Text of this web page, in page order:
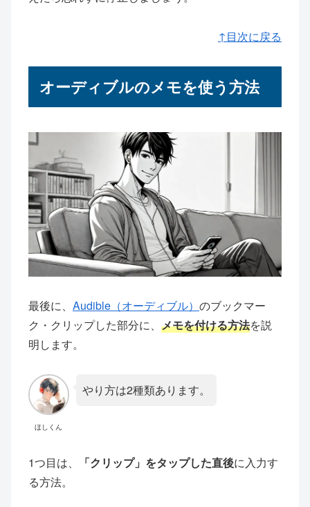
↑目次に戻る
オーディブルのメモを使う方法
最後に、 Audible（オーディブル） のブックマー
ク・クリップした部分に、 メモを付ける方法を説
明します。
ほしくん
やり方は2種類あります。
1つ目は、 「クリップ」をタップした直後に入力す
る方法。